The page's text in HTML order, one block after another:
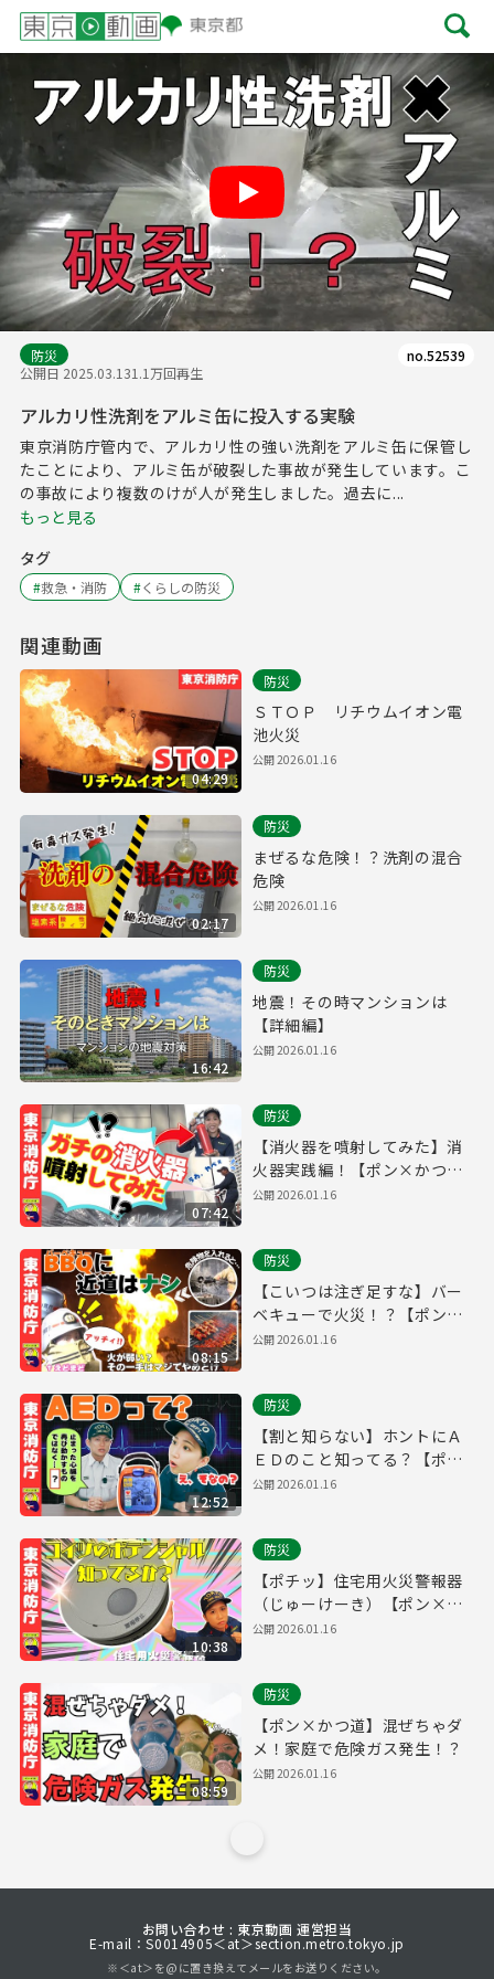
Play
防災
公開日 2025.03.131.1万回再生
no.52539
アルカリ性洗剤をアルミ缶に投入する実験
東京消防庁管内で、アルカリ性の強い洗剤をアルミ缶に保管し
たことにより、アルミ缶が破裂した事故が発生しています。こ
の事故により複数のけが人が発生しました。過去に...
もっと見る
タグ
#救急・消防 #くらしの防災
関連動画
04:29
防災
ＳＴＯＰ リチウムイオン電
池火災
公開2026.01.16
02:17
防災
まぜるな危険！？洗剤の混合
危険
公開2026.01.16
16:42
防災
地震！その時マンションは
【詳細編】
公開2026.01.16
07:42
防災
【消火器を噴射してみた】消
火器実践編！【ポン×かつ
道】
公開2026.01.16
08:15
防災
【こいつは注ぎ足すな】バー
ベキューで火災！？【ポン×
かつ道】
公開2026.01.16
12:52
防災
【割と知らない】ホントにＡ
ＥＤのこと知ってる？【ポン
×かつ道】
公開2026.01.16
10:38
防災
【ポチッ】住宅用火災警報器
（じゅーけーき）【ポン×か
つ道】
公開2026.01.16
08:59
防災
【ポン×かつ道】混ぜちゃダ
メ！家庭で危険ガス発生！？
公開2026.01.16
お問い合わせ : 東京動画 運営担当
E-mail：S0014905＜at＞section.metro.tokyo.jp
※＜at＞を@に置き換えてメールをお送りください。